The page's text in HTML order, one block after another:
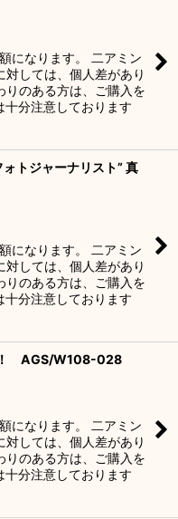
になります。 二アミン
対しては、個人差があり
りのある方は、ご購入を
分注意しております
ォトジャーナリスト” 真
になります。 二アミン
対しては、個人差があり
りのある方は、ご購入を
分注意しております
！ AGS/W108-028
になります。 二アミン
対しては、個人差があり
りのある方は、ご購入を
分注意しております